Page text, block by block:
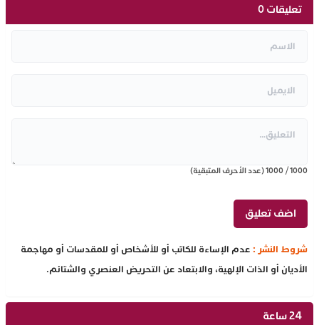
تعليقات 0
1000
/
1000(عدد الأحرف المتبقية)
شروط النشر : عدم الإساءة للكاتب أو للأشخاص أو للمقدسات أو مهاجمة
الأديان أو الذات الإلهية، والابتعاد عن التحريض العنصري والشتائم.
24 ساعة